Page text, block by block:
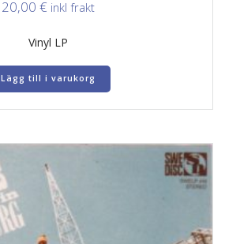
20,00 € inkl frakt
Vinyl LP
Lägg till i varukorg